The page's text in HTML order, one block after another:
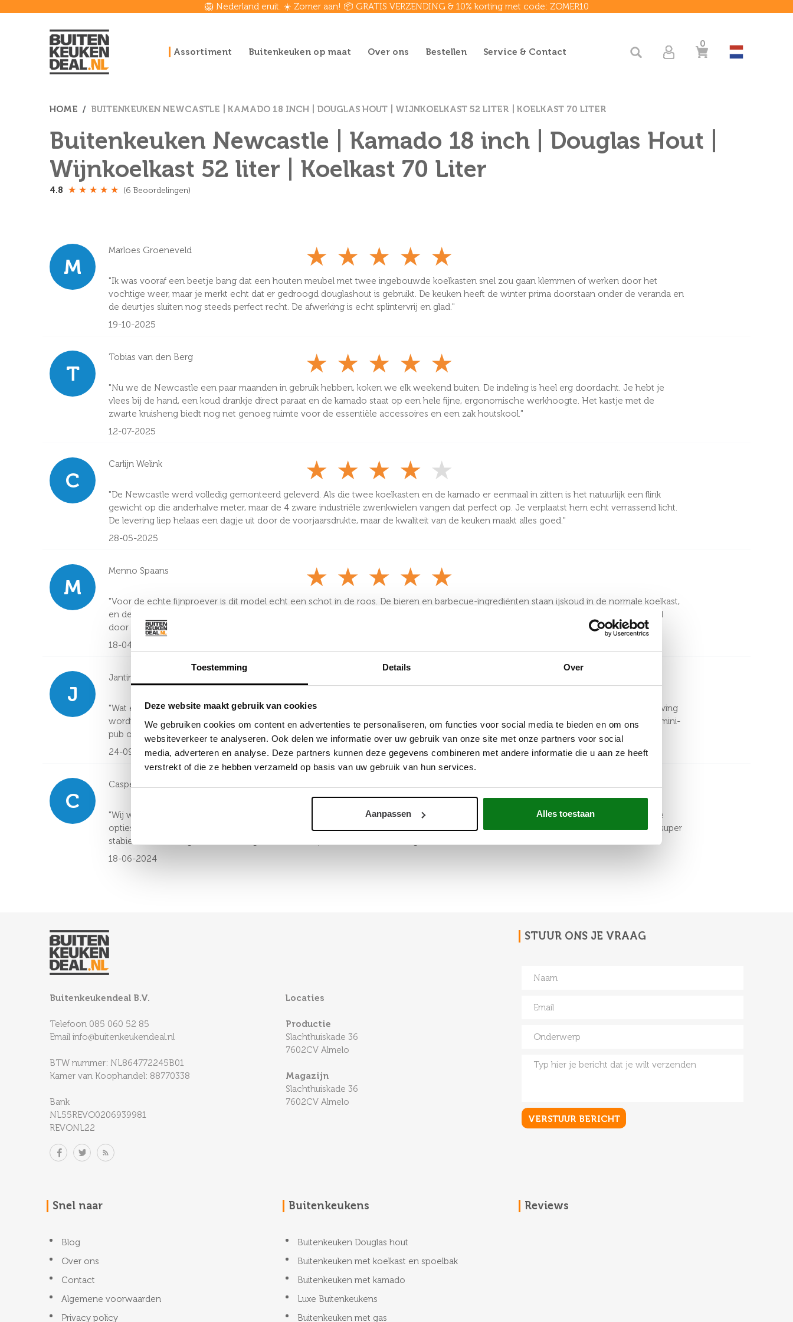
Toestemming Details Over
Deze website maakt gebruik van cookies
We gebruiken cookies om content en advertenties te personaliseren, om functies voor social media te bieden en om ons
websiteverkeer te analyseren. Ook delen we informatie over uw gebruik van onze site met onze partners voor social
media, adverteren en analyse. Deze partners kunnen deze gegevens combineren met andere informatie die u aan ze heeft
verstrekt of die ze hebben verzameld op basis van uw gebruik van hun services.
Aanpassen Alles toestaan
🦁 Nederland eruit. ☀️ Zomer aan! 📦 GRATIS VERZENDING & 10% korting met code: ZOMER10
Assortiment Buitenkeuken op maat Over ons Bestellen Service & Contact
0
HOME BUITENKEUKEN NEWCASTLE | KAMADO 18 INCH | DOUGLAS HOUT | WIJNKOELKAST 52 LITER | KOELKAST 70 LITER
Buitenkeuken Newcastle | Kamado 18 inch | Douglas Hout |
Wijnkoelkast 52 liter | Koelkast 70 Liter
4.8 ★ ★ ★ ★ ★ (6 Beoordelingen)
M
Marloes Groeneveld ★ ★ ★ ★ ★
"Ik was vooraf een beetje bang dat een houten meubel met twee ingebouwde koelkasten snel zou gaan klemmen of werken door het
vochtige weer, maar je merkt echt dat er gedroogd douglashout is gebruikt. De keuken heeft de winter prima doorstaan onder de veranda en
de deurtjes sluiten nog steeds perfect recht. De afwerking is echt splintervrij en glad."
19-10-2025
T
Tobias van den Berg ★ ★ ★ ★ ★
"Nu we de Newcastle een paar maanden in gebruik hebben, koken we elk weekend buiten. De indeling is heel erg doordacht. Je hebt je
vlees bij de hand, een koud drankje direct paraat en de kamado staat op een hele fijne, ergonomische werkhoogte. Het kastje met de
zwarte kruisheng biedt nog net genoeg ruimte voor de essentiële accessoires en een zak houtskool."
12-07-2025
C
Carlijn Welink ★ ★ ★ ★ ★
"De Newcastle werd volledig gemonteerd geleverd. Als die twee koelkasten en de kamado er eenmaal in zitten is het natuurlijk een flink
gewicht op die anderhalve meter, maar de 4 zware industriële zwenkwielen vangen dat perfect op. Je verplaatst hem echt verrassend licht.
De levering liep helaas een dagje uit door de voorjaarsdrukte, maar de kwaliteit van de keuken maakt alles goed."
28-05-2025
M
Menno Spaans ★ ★ ★ ★ ★
"Voor de echte fijnproever is dit model echt een schot in de roos. De bieren en barbecue-ingrediënten staan ijskoud in de normale koelkast,
en de witte wijn staat aan de andere kant exact op de juiste graad gekoeld. Ondanks dat het een compact meubel is, voelt het werkblad
door de dikte van het hout ontzettend solide aan tijdens het snijden en voorbereiden."
18-04-2025
J
Jantine van Es ★ ★ ★ ★ ★
"Wat een fantastisch meubel. Het extra dikke 28 mm douglashout geeft de keuken echt die stoere, robuuste uitstraling die in de omschrijving
wordt genoemd. De wijnkoelkast met het glazen deurtje staat 's avonds prachtig als de verlichting aanstaat. Het is alsof we onze eigen mini-
pub onder de overkapping hebben staan. Doekje over het blad en het is zo weer schoon."
24-09-2024
C
Casper Hoogendoorn ★ ★ ★ ★ ★
"Wij wilden heel graag een buitenkeuken met een ingebouwde wijnkoelkast én een normale koelkast, maar de meeste modellen met die
opties zijn meteen twee of drie meter lang. De Newcastle past met zijn 157 cm perfect op ons dakterras. Mijn 18 inch kamado hangt er super
stabiel in. Echt een geniale uitvinding voor wie compact maar heel luxe wil genieten."
18-06-2024
Buitenkeukendeal B.V.
Telefoon 085 060 52 85
Email info@buitenkeukendeal.nl
BTW nummer: NL864772245B01
Kamer van Koophandel: 88770338
Bank
NL55REVO0206939981
REVONL22
Locaties
Productie
Slachthuiskade 36
7602CV Almelo
Magazijn
Slachthuiskade 36
7602CV Almelo
STUUR ONS JE VRAAG
Snel naar
Blog
Over ons
Contact
Algemene voorwaarden
Privacy policy
Buitenkeukens
Buitenkeuken Douglas hout
Buitenkeuken met koelkast en spoelbak
Buitenkeuken met kamado
Luxe Buitenkeukens
Buitenkeuken met gas
Reviews